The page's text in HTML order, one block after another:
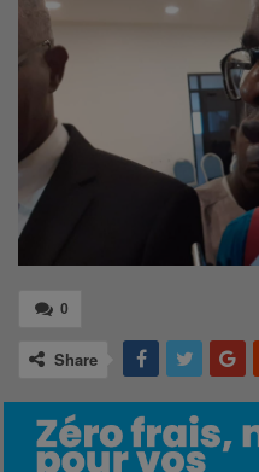
0
Share